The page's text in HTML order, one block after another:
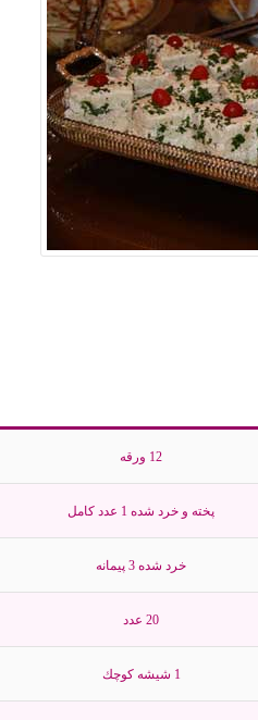
12 ورقه
پخته و خرد شده 1 عدد كامل
خرد شده 3 پیمانه
20 عدد
1 شیشه كوچك